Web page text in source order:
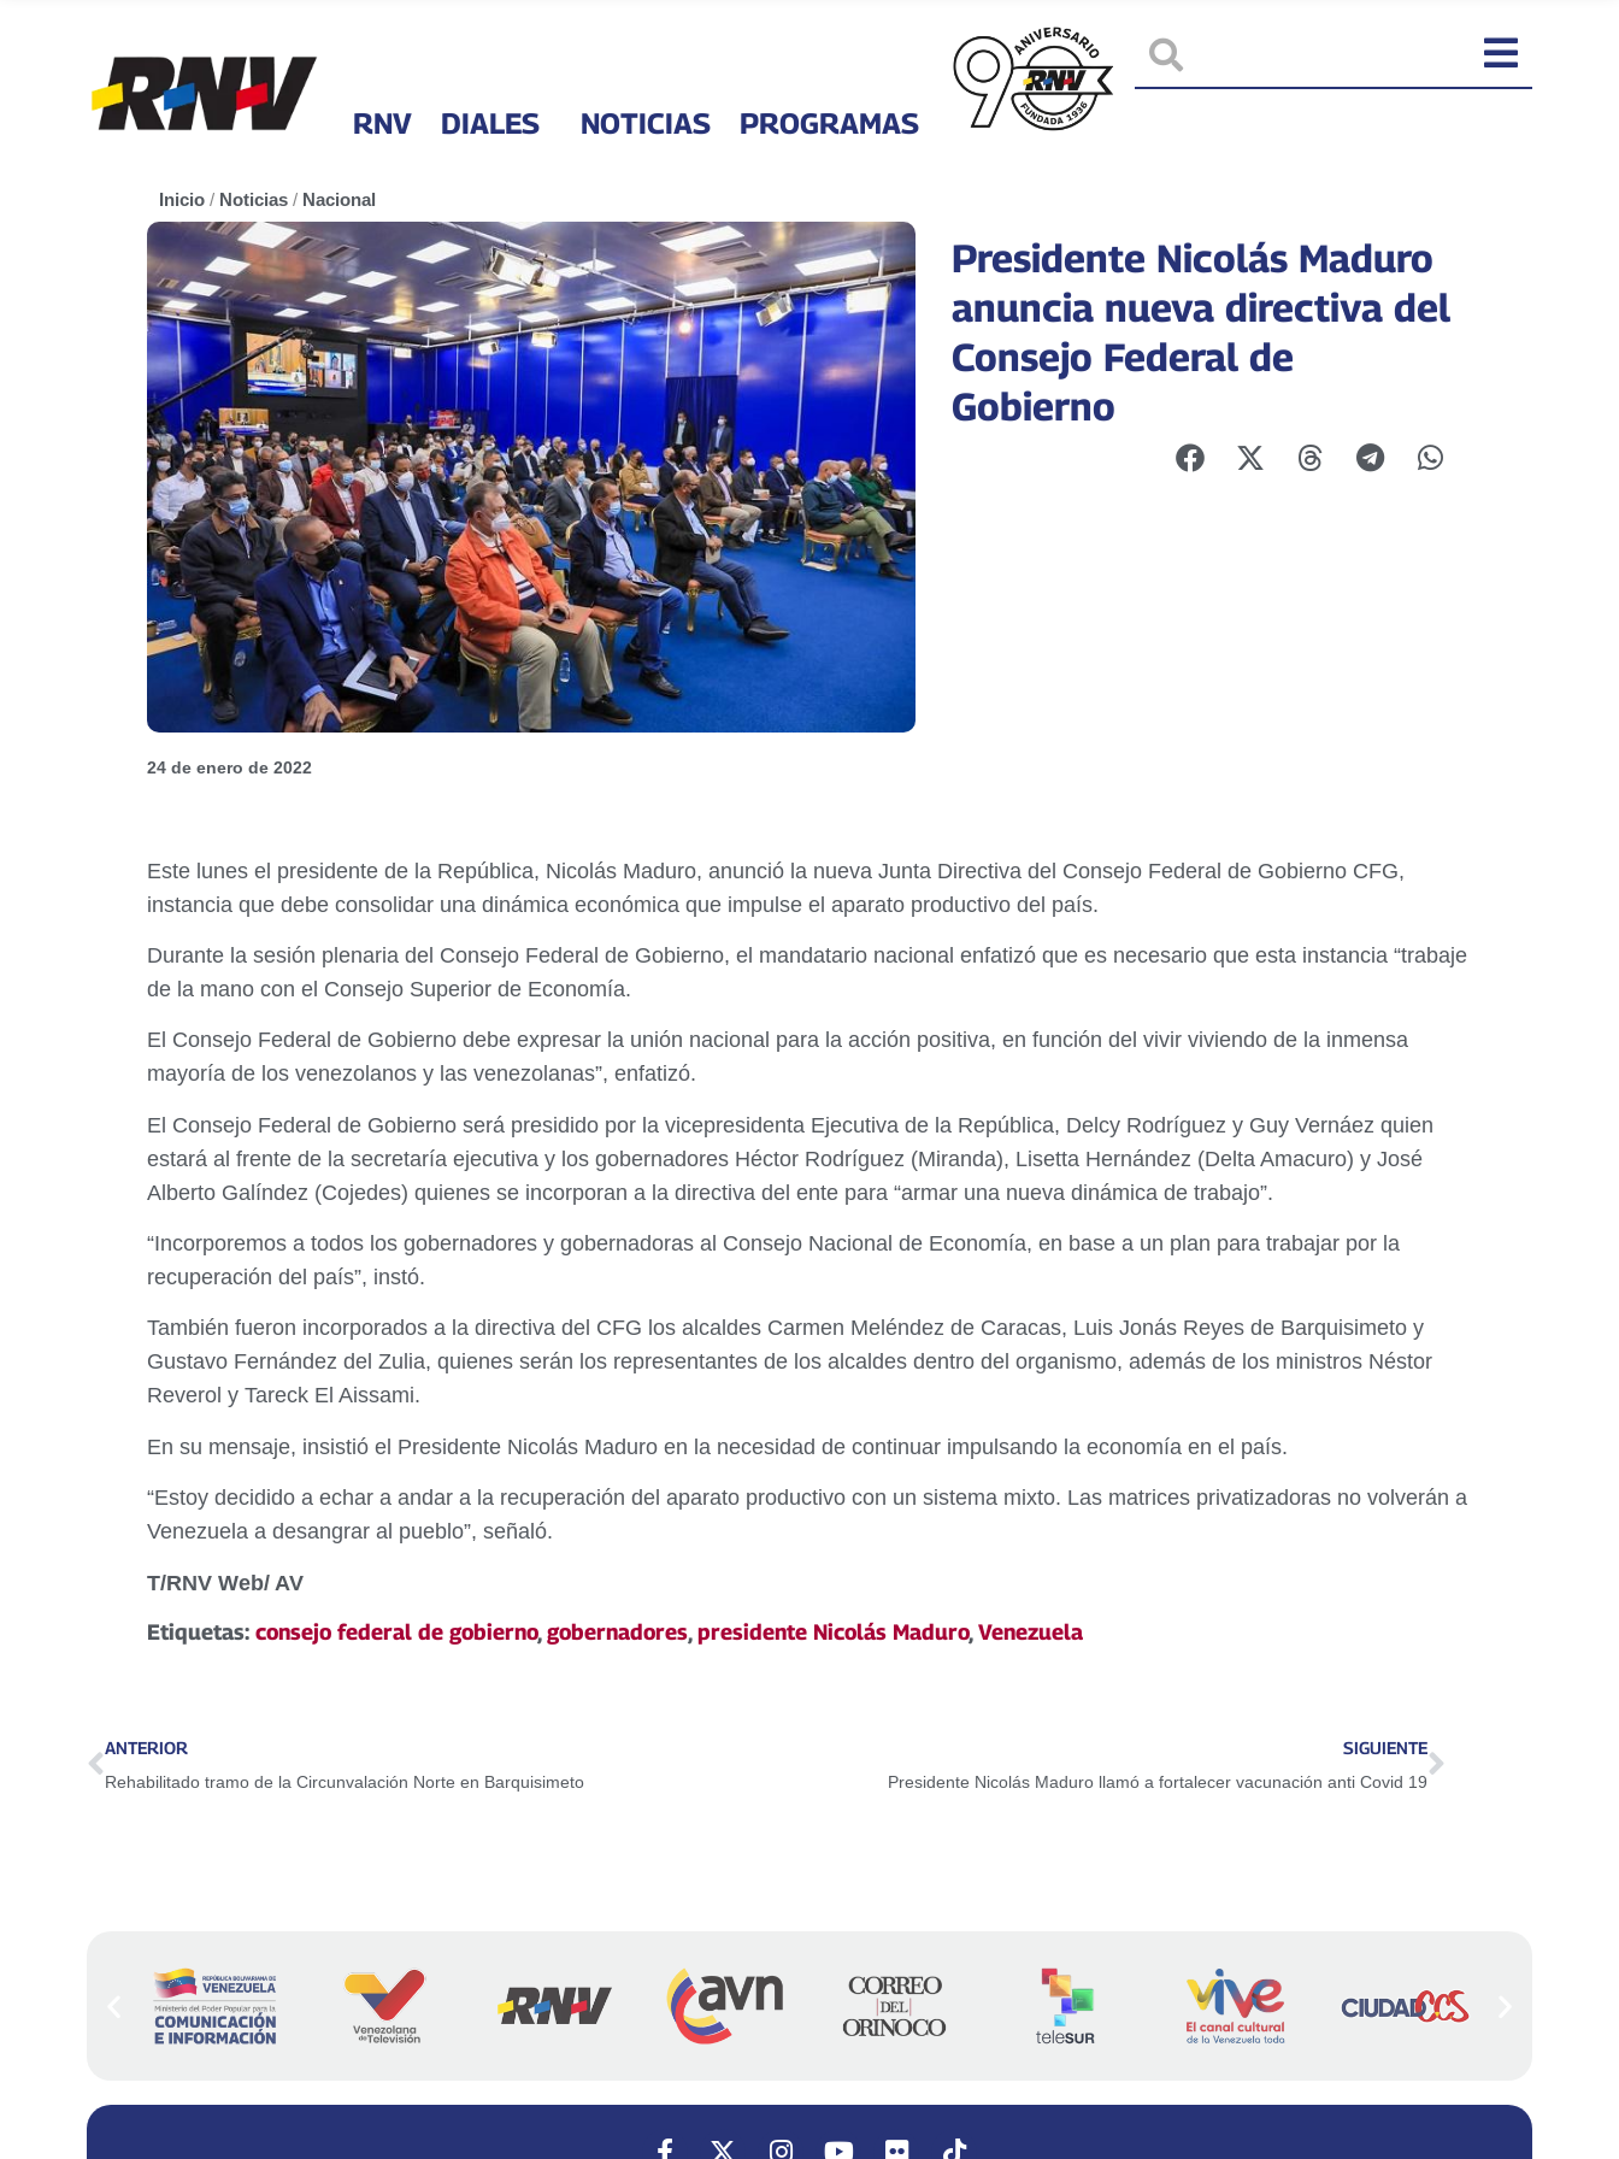
RNV DIALES NOTICIAS PROGRAMAS
Inicio / Noticias / Nacional
Presidente Nicolás Maduro
anuncia nueva directiva del
Consejo Federal de
Gobierno
24 de enero de 2022
Este lunes el presidente de la República, Nicolás Maduro, anunció la nueva Junta Directiva del Consejo Federal de Gobierno CFG,
instancia que debe consolidar una dinámica económica que impulse el aparato productivo del país.
Durante la sesión plenaria del Consejo Federal de Gobierno, el mandatario nacional enfatizó que es necesario que esta instancia “trabaje
de la mano con el Consejo Superior de Economía.
El Consejo Federal de Gobierno debe expresar la unión nacional para la acción positiva, en función del vivir viviendo de la inmensa
mayoría de los venezolanos y las venezolanas”, enfatizó.
El Consejo Federal de Gobierno será presidido por la vicepresidenta Ejecutiva de la República, Delcy Rodríguez y Guy Vernáez quien
estará al frente de la secretaría ejecutiva y los gobernadores Héctor Rodríguez (Miranda), Lisetta Hernández (Delta Amacuro) y José
Alberto Galíndez (Cojedes) quienes se incorporan a la directiva del ente para “armar una nueva dinámica de trabajo”.
“Incorporemos a todos los gobernadores y gobernadoras al Consejo Nacional de Economía, en base a un plan para trabajar por la
recuperación del país”, instó.
También fueron incorporados a la directiva del CFG los alcaldes Carmen Meléndez de Caracas, Luis Jonás Reyes de Barquisimeto y
Gustavo Fernández del Zulia, quienes serán los representantes de los alcaldes dentro del organismo, además de los ministros Néstor
Reverol y Tareck El Aissami.
En su mensaje, insistió el Presidente Nicolás Maduro en la necesidad de continuar impulsando la economía en el país.
“Estoy decidido a echar a andar a la recuperación del aparato productivo con un sistema mixto. Las matrices privatizadoras no volverán a
Venezuela a desangrar al pueblo”, señaló.
T/RNV Web/ AV
Etiquetas: consejo federal de gobierno,gobernadores,presidente Nicolás Maduro,Venezuela
ANTERIOR
Rehabilitado tramo de la Circunvalación Norte en Barquisimeto
SIGUIENTE
Presidente Nicolás Maduro llamó a fortalecer vacunación anti Covid 19